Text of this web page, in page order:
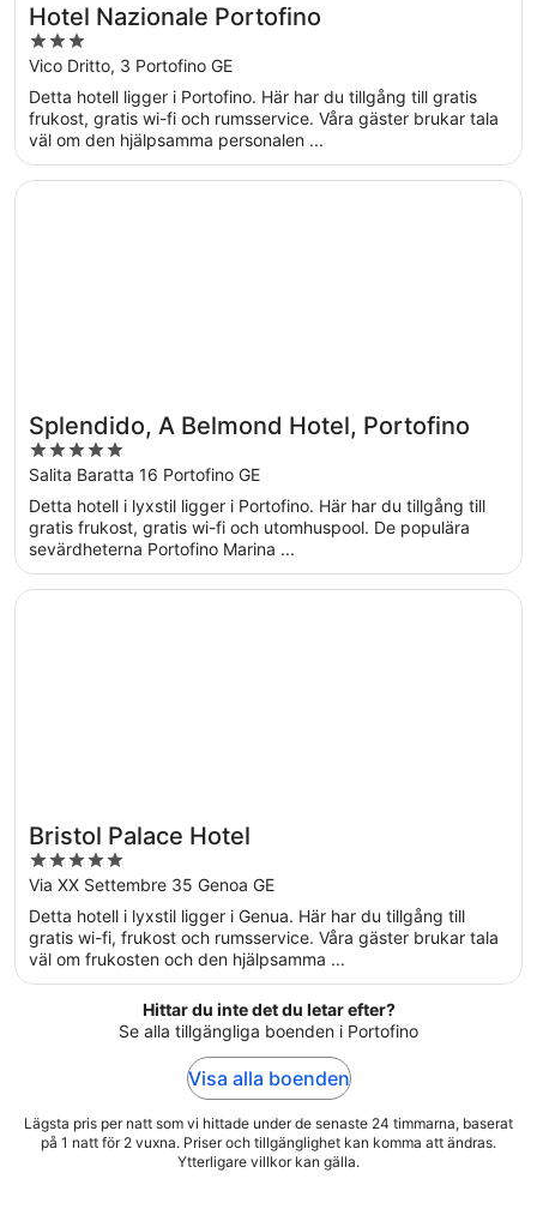
Hotel Nazionale Portofino
3
out
of
5
Vico Dritto, 3 Portofino GE
Detta hotell ligger i Portofino. Här har du tillgång till gratis
frukost, gratis wi-fi och rumsservice. Våra gäster brukar tala
väl om den hjälpsamma personalen ...
Splendido, A Belmond Hotel, Portofino
5
out
of
5
Salita Baratta 16 Portofino GE
Detta hotell i lyxstil ligger i Portofino. Här har du tillgång till
gratis frukost, gratis wi-fi och utomhuspool. De populära
sevärdheterna Portofino Marina ...
Öppnas i ett nytt fönster
Splendido, A Belmond Hotel, Portofino
Bristol Palace Hotel
5
out
of
5
Via XX Settembre 35 Genoa GE
Detta hotell i lyxstil ligger i Genua. Här har du tillgång till
gratis wi-fi, frukost och rumsservice. Våra gäster brukar tala
väl om frukosten och den hjälpsamma ...
Öppnas i ett nytt fönster
Bristol Palace Hotel
Hittar du inte det du letar efter?
Se alla tillgängliga boenden i Portofino
Visa alla boenden
Lägsta pris per natt som vi hittade under de senaste 24 timmarna, baserat
på 1 natt för 2 vuxna. Priser och tillgänglighet kan komma att ändras.
Ytterligare villkor kan gälla.